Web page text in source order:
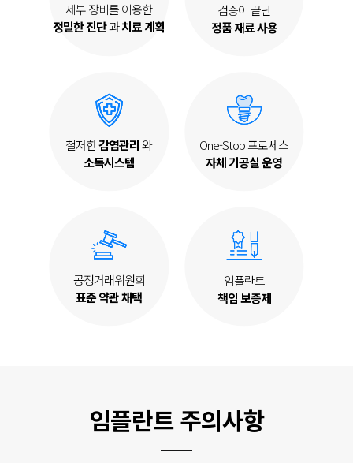
세부 장비를 이용한
정밀한 진단과치료 계획
검증이 끝난
정품 재료 사용
철저한감염관리와
소독시스템
One-Stop 프로세스
자체 기공실 운영
공정거래위원회
표준 약관 채택
임플란트
책임 보증제
임플란트 주의사항